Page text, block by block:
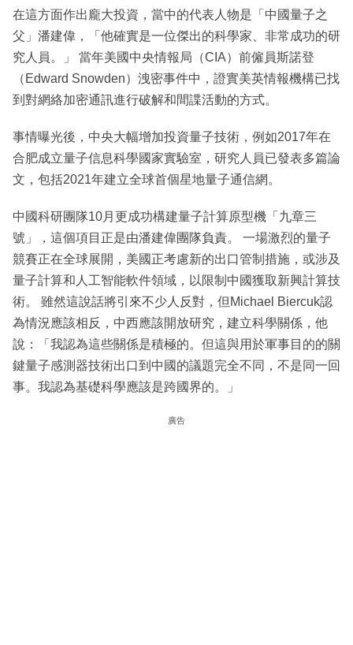
在這方面作出龐大投資，當中的代表人物是「中國量子之
父」潘建偉，「他確實是一位傑出的科學家、非常成功的研
究人員。」 當年美國中央情報局（CIA）前僱員斯諾登
（Edward Snowden）洩密事件中，證實美英情報機構已找
到對網絡加密通訊進行破解和間諜活動的方式。
事情曝光後，中央大幅增加投資量子技術，例如2017年在
合肥成立量子信息科學國家實驗室，研究人員已發表多篇論
文，包括2021年建立全球首個星地量子通信網。
中國科研團隊10月更成功構建量子計算原型機「九章三
號」，這個項目正是由潘建偉團隊負責。 一場激烈的量子
競賽正在全球展開，美國正考慮新的出口管制措施，或涉及
量子計算和人工智能軟件領域，以限制中國獲取新興計算技
術。 雖然這說話將引來不少人反對，但Michael Biercuk認
為情況應該相反，中西應該開放研究，建立科學關係，他
說：「我認為這些關係是積極的。但這與用於軍事目的的關
鍵量子感測器技術出口到中國的議題完全不同，不是同一回
事。我認為基礎科學應該是跨國界的。」
廣告